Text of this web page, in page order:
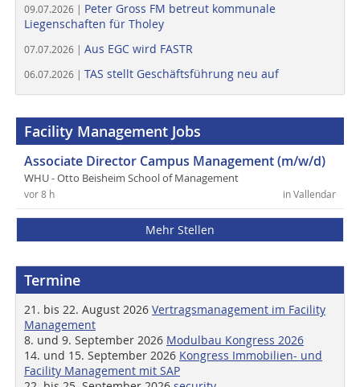
09.07.2026 | Peter Gross FM betreut kommunale
Liegenschaften für Tholey
07.07.2026 | Aus EGC wird FASTR
06.07.2026 | TAS stellt Geschäftsführung neu auf
Facility Management Jobs
Associate Director Campus Management (m/w/d)
WHU - Otto Beisheim School of Management
in Vallendar
vor 8 h
Mehr Stellen
Termine
21. bis 22. August 2026 Vertragsmanagement im Facility
Management
8. und 9. September 2026 Modulbau Kongress 2026
14. und 15. September 2026 Kongress Immobilien- und
Facility Management mit SAP